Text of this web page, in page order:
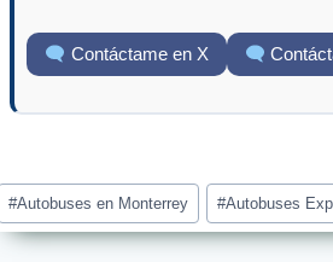
Contáctame en X
#Autobuses en Monterrey #Autobuses